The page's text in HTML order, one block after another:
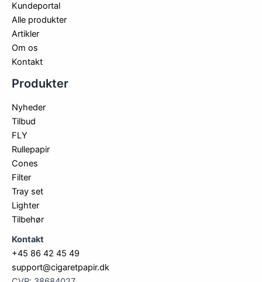
Kundeportal
Alle produkter
Artikler
Om os
Kontakt
Produkter
Nyheder
Tilbud
FLY
Rullepapir
Cones
Filter
Tray set
Lighter
Tilbehør
Kontakt
+45 86 42 45 49
support@cigaretpapir.dk